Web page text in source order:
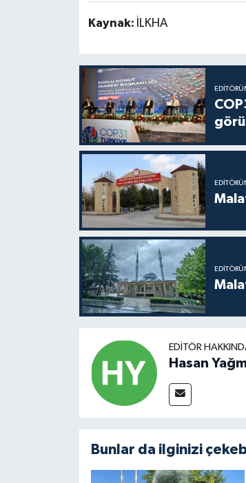
Kaynak: İLKHA
EDITÖR
Hasan
Bunlar da ilginizi